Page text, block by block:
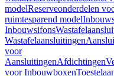
modelReserveonderdelen
ruimtesparend model
Inbouwsifons
Wastafelaansluitingen
voor
AansluitingenAfdichtingen
voor Inbouwboxen